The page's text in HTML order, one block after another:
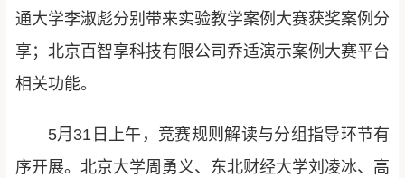
通大学李淑彪分别带来实验教学案例大赛获奖案例分
享；北京百智享科技有限公司乔适演示案例大赛平台
相关功能。
5月31日上午，竞赛规则解读与分组指导环节有
序开展。北京大学周勇义、东北财经大学刘凌冰、高